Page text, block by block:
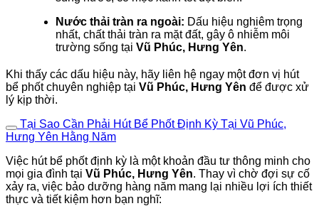
Nước thải tràn ra ngoài: Dấu hiệu nghiêm trọng
nhất, chất thải tràn ra mặt đất, gây ô nhiễm môi
trường sống tại Vũ Phúc, Hưng Yên.
Khi thấy các dấu hiệu này, hãy liên hệ ngay một đơn vị hút
bể phốt chuyên nghiệp tại Vũ Phúc, Hưng Yên để được xử
lý kịp thời.
Tại Sao Cần Phải Hút Bể Phốt Định Kỳ Tại Vũ Phúc,
Hưng Yên Hằng Năm
Việc hút bể phốt định kỳ là một khoản đầu tư thông minh cho
mọi gia đình tại Vũ Phúc, Hưng Yên. Thay vì chờ đợi sự cố
xảy ra, việc bảo dưỡng hàng năm mang lại nhiều lợi ích thiết
thực và tiết kiệm hơn bạn nghĩ: